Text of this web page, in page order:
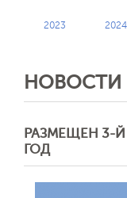
2023 2024
НОВОСТИ
РАЗМЕЩЕН 3-
ГОД